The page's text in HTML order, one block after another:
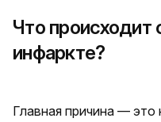
Что происходит
инфаркте?
Главная причина —